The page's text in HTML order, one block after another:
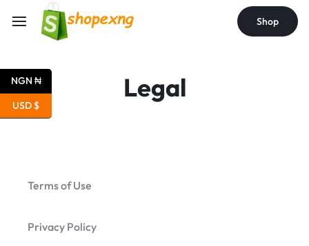
Shop
Legal
Terms of Use
Privacy Policy
NGN ₦
USD $